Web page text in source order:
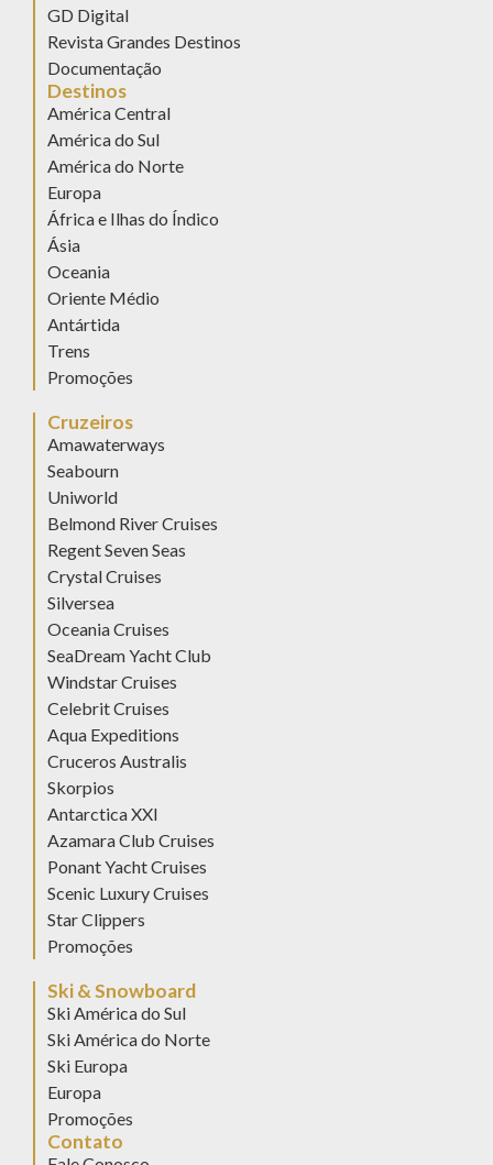
GD Digital
Revista Grandes Destinos
Documentação
Destinos
América Central
América do Sul
América do Norte
Europa
África e Ilhas do Índico
Ásia
Oceania
Oriente Médio
Antártida
Trens
Promoções
Cruzeiros
Amawaterways
Seabourn
Uniworld
Belmond River Cruises
Regent Seven Seas
Crystal Cruises
Silversea
Oceania Cruises
SeaDream Yacht Club
Windstar Cruises
Celebrit Cruises
Aqua Expeditions
Cruceros Australis
Skorpios
Antarctica XXI
Azamara Club Cruises
Ponant Yacht Cruises
Scenic Luxury Cruises
Star Clippers
Promoções
Ski & Snowboard
Ski América do Sul
Ski América do Norte
Ski Europa
Europa
Promoções
Contato